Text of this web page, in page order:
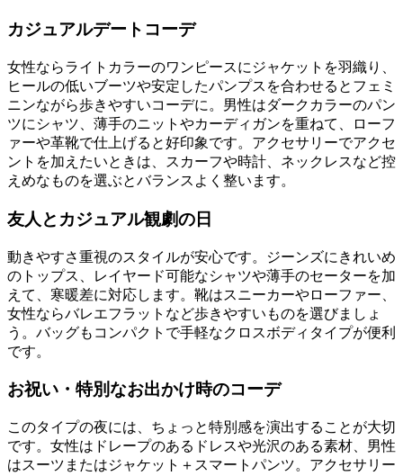
カジュアルデートコーデ
女性ならライトカラーのワンピースにジャケットを羽織り、
ヒールの低いブーツや安定したパンプスを合わせるとフェミ
ニンながら歩きやすいコーデに。男性はダークカラーのパン
ツにシャツ、薄手のニットやカーディガンを重ねて、ローフ
ァーや革靴で仕上げると好印象です。アクセサリーでアクセ
ントを加えたいときは、スカーフや時計、ネックレスなど控
えめなものを選ぶとバランスよく整います。
友人とカジュアル観劇の日
動きやすさ重視のスタイルが安心です。ジーンズにきれいめ
のトップス、レイヤード可能なシャツや薄手のセーターを加
えて、寒暖差に対応します。靴はスニーカーやローファー、
女性ならバレエフラットなど歩きやすいものを選びましょ
う。バッグもコンパクトで手軽なクロスボディタイプが便利
です。
お祝い・特別なお出かけ時のコーデ
このタイプの夜には、ちょっと特別感を演出することが大切
です。女性はドレープのあるドレスや光沢のある素材、男性
はスーツまたはジャケット＋スマートパンツ。アクセサリー